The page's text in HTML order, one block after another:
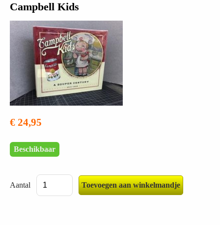
Campbell Kids
€ 24,95
Beschikbaar
Aantal